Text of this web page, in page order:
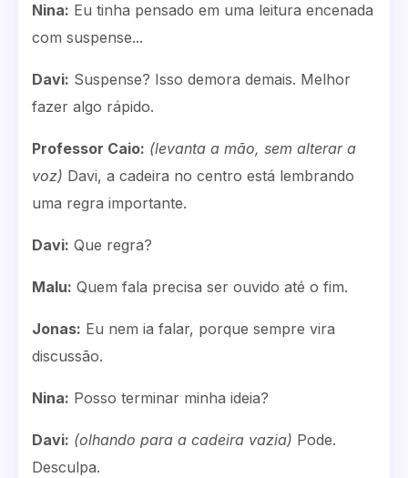
Nina: Eu tinha pensado em uma leitura encenada
com suspense...
Davi: Suspense? Isso demora demais. Melhor
fazer algo rápido.
Professor Caio: (levanta a mão, sem alterar a
voz) Davi, a cadeira no centro está lembrando
uma regra importante.
Davi: Que regra?
Malu: Quem fala precisa ser ouvido até o fim.
Jonas: Eu nem ia falar, porque sempre vira
discussão.
Nina: Posso terminar minha ideia?
Davi: (olhando para a cadeira vazia) Pode.
Desculpa.